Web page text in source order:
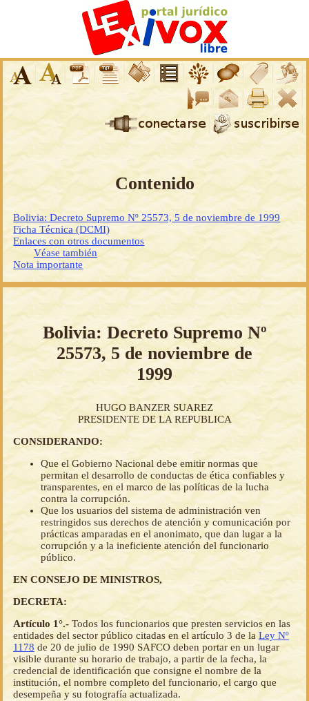
Contenido
Bolivia: Decreto Supremo Nº 25573, 5 de noviembre de 1999
Ficha Técnica (DCMI)
Enlaces con otros documentos
Véase también
Nota importante
Bolivia: Decreto Supremo Nº
25573, 5 de noviembre de
1999
HUGO BANZER SUAREZ
PRESIDENTE DE LA REPUBLICA
CONSIDERANDO:
Que el Gobierno Nacional debe emitir normas que
permitan el desarrollo de conductas de ética confiables y
transparentes, en el marco de las políticas de la lucha
contra la corrupción.
Que los usuarios del sistema de administración ven
restringidos sus derechos de atención y comunicación por
prácticas amparadas en el anonimato, que dan lugar a la
corrupción y a la ineficiente atención del funcionario
público.
EN CONSEJO DE MINISTROS,
DECRETA:
Artículo 1°.- Todos los funcionarios que presten servicios en las
entidades del sector público citadas en el artículo 3 de la Ley Nº
1178 de 20 de julio de 1990 SAFCO deben portar en un lugar
visible durante su horario de trabajo, a partir de la fecha, la
credencial de identificación que consigne el nombre de la
institución, el nombre completo del funcionario, el cargo que
desempeña y su fotografía actualizada.